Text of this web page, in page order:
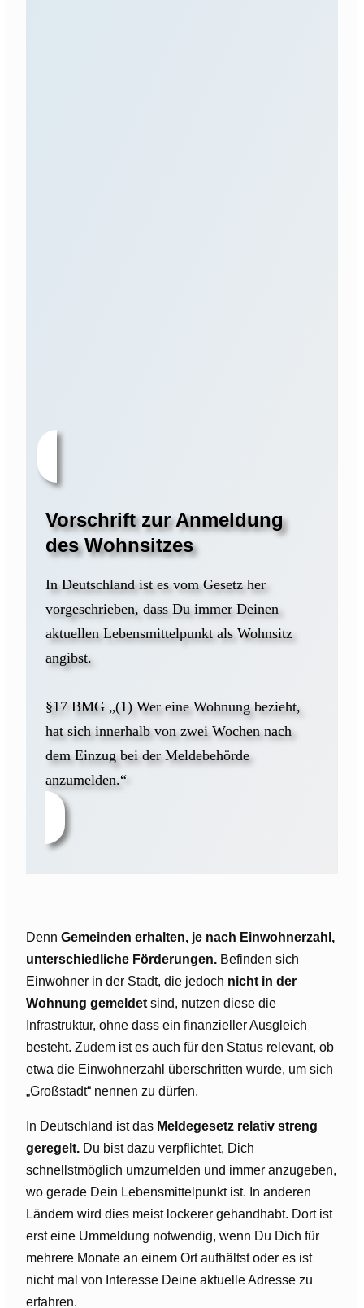
Vorschrift zur Anmeldung
des Wohnsitzes
In Deutschland ist es vom Gesetz her
vorgeschrieben, dass Du immer Deinen
aktuellen Lebensmittelpunkt als Wohnsitz
angibst.
§17 BMG „(1) Wer eine Wohnung bezieht,
hat sich innerhalb von zwei Wochen nach
dem Einzug bei der Meldebehörde
anzumelden.“
Denn Gemeinden erhalten, je nach Einwohnerzahl,
unterschiedliche Förderungen. Befinden sich
Einwohner in der Stadt, die jedoch nicht in der
Wohnung gemeldet sind, nutzen diese die
Infrastruktur, ohne dass ein finanzieller Ausgleich
besteht. Zudem ist es auch für den Status relevant, ob
etwa die Einwohnerzahl überschritten wurde, um sich
„Großstadt“ nennen zu dürfen.
In Deutschland ist das Meldegesetz relativ streng
geregelt. Du bist dazu verpflichtet, Dich
schnellstmöglich umzumelden und immer anzugeben,
wo gerade Dein Lebensmittelpunkt ist. In anderen
Ländern wird dies meist lockerer gehandhabt. Dort ist
erst eine Ummeldung notwendig, wenn Du Dich für
mehrere Monate an einem Ort aufhältst oder es ist
nicht mal von Interesse Deine aktuelle Adresse zu
erfahren.